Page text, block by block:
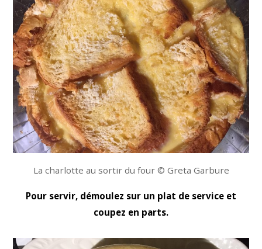
La charlotte au sortir du four © Greta Garbure
Pour servir, démoulez sur un plat de service et
coupez en parts.